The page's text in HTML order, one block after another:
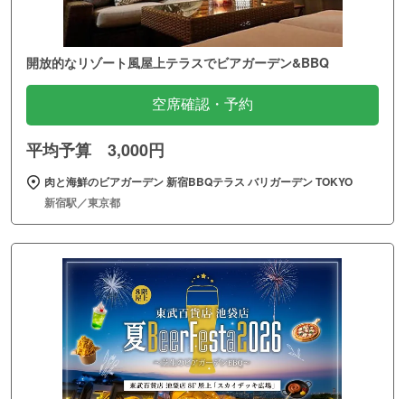
開放的なリゾート風屋上テラスでビアガーデン&BBQ
空席確認・予約
平均予算 3,000円
肉と海鮮のビアガーデン 新宿BBQテラス バリガーデン TOKYO
新宿駅／東京都